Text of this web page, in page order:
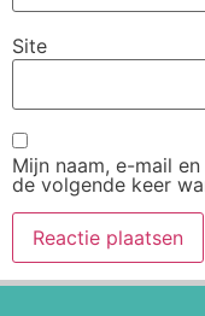
Site
Mijn naam, e-mail
de volgende keer